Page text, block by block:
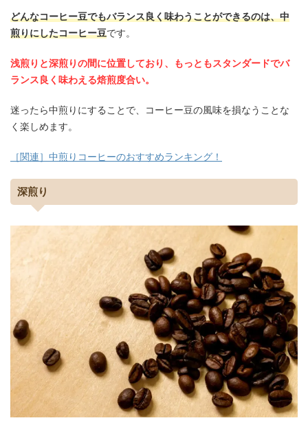
どんなコーヒー豆でもバランス良く味わうことができるのは、中
煎りにしたコーヒー豆です。
浅煎りと深煎りの間に位置しており、もっともスタンダードでバ
ランス良く味わえる焙煎度合い。
迷ったら中煎りにすることで、コーヒー豆の風味を損なうことな
く楽しめます。
［関連］中煎りコーヒーのおすすめランキング！
深煎り